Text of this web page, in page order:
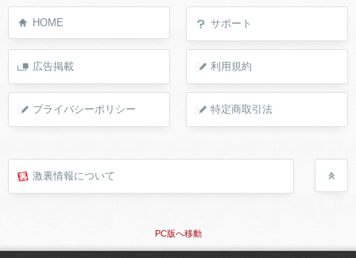
HOME サポート
広告掲載 利用規約
プライバシーポリシー 特定商取引法
激裏情報について
PC版へ移動